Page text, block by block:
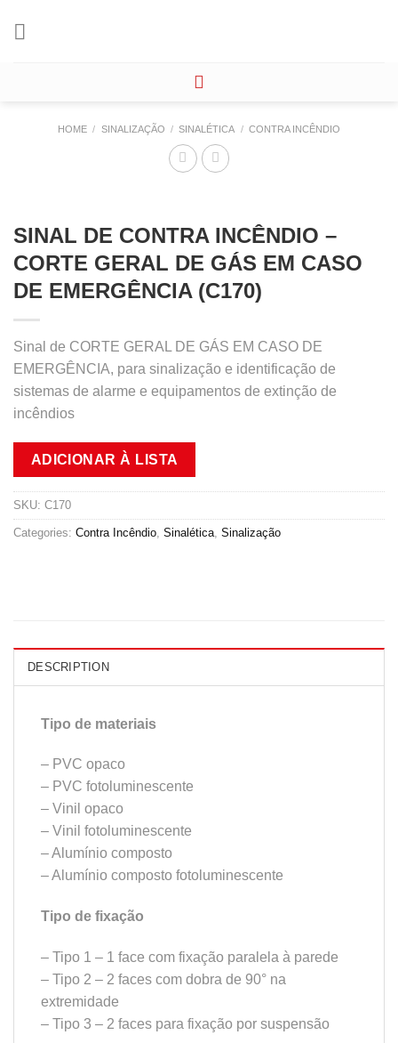
HOME / SINALIZAÇÃO / SINALÉTICA / CONTRA INCÊNDIO
SINAL DE CONTRA INCÊNDIO –
CORTE GERAL DE GÁS EM CASO
DE EMERGÊNCIA (C170)
Sinal de CORTE GERAL DE GÁS EM CASO DE
EMERGÊNCIA, para sinalização e identificação de
sistemas de alarme e equipamentos de extinção de
incêndios
ADICIONAR À LISTA
SKU: C170
Categories: Contra Incêndio Sinalética Sinalização
DESCRIPTION
Tipo de materiais
– PVC opaco
– PVC fotoluminescente
– Vinil opaco
– Vinil fotoluminescente
– Alumínio composto
– Alumínio composto fotoluminescente
Tipo de fixação
– Tipo 1 – 1 face com fixação paralela à parede
– Tipo 2 – 2 faces com dobra de 90° na
extremidade
– Tipo 3 – 2 faces para fixação por suspensão